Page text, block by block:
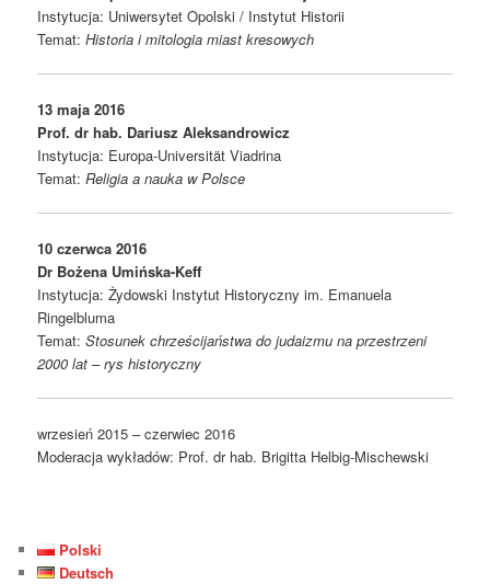
Instytucja: Uniwersytet Opolski / Instytut Historii
Temat:Historia i mitologia miast kresowych
13 maja 2016
Prof. dr hab. Dariusz Aleksandrowicz
Instytucja: Europa-Universität Viadrina
Temat:Religia a nauka w Polsce
10 czerwca 2016
Dr Bożena Umińska-Keff
Instytucja: Żydowski Instytut Historyczny im. Emanuela
Ringelbluma
Temat:Stosunek chrześcijaństwa do judaizmu na przestrzeni
2000 lat – rys historyczny
wrzesień 2015 – czerwiec 2016
Moderacja wykładów: Prof. dr hab. Brigitta Helbig-Mischewski
Polski
Deutsch